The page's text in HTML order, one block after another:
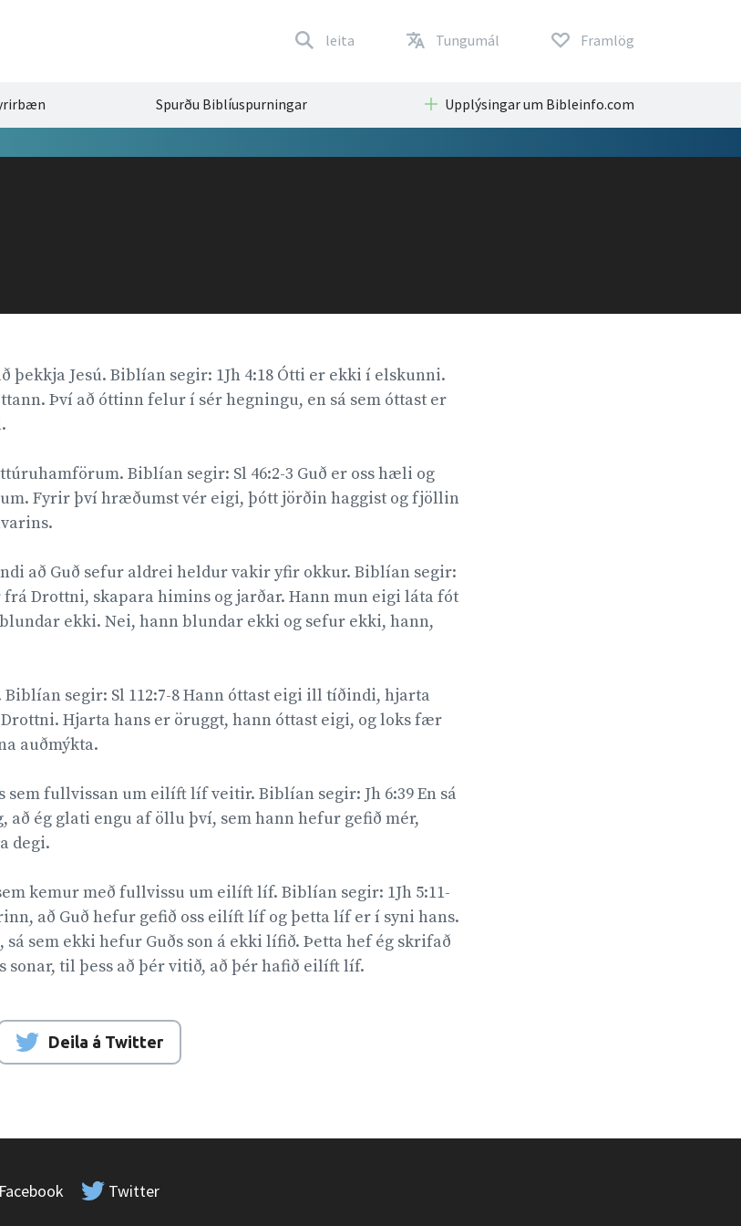
leita Tungumál Framlög
Spurðu Biblíuspurningar Upplýsingar um Bibleinfo.com
þekkja Jesú. Biblían segir: 1Jh 4:18 Ótti er ekki í elskunni.
Því að óttinn felur í sér hegningu, en sá sem óttast er
Biblían segir: Sl 46:2-3 Guð er oss hæli og
Fyrir því hræðumst vér eigi, þótt jörðin haggist og fjöllin
að Guð sefur aldrei heldur vakir yfir okkur. Biblían segir:
frá Drottni, skapara himins og jarðar. Hann mun eigi láta fót
ekki. Nei, hann blundar ekki og sefur ekki, hann,
segir: Sl 112:7-8 Hann óttast eigi ill tíðindi, hjarta
Hjarta hans er öruggt, hann óttast eigi, og loks fær
auðmýkta.
fullvissan um eilíft líf veitir. Biblían segir: Jh 6:39 En sá
að ég glati engu af öllu því, sem hann hefur gefið mér,
kemur með fullvissu um eilíft líf. Biblían segir: 1Jh 5:11-
að Guð hefur gefið oss eilíft líf og þetta líf er í syni hans.
sá sem ekki hefur Guðs son á ekki lífið. Þetta hef ég skrifað
sonar, til þess að þér vitið, að þér hafið eilíft líf.
Deila á Twitter
Facebook Twitter